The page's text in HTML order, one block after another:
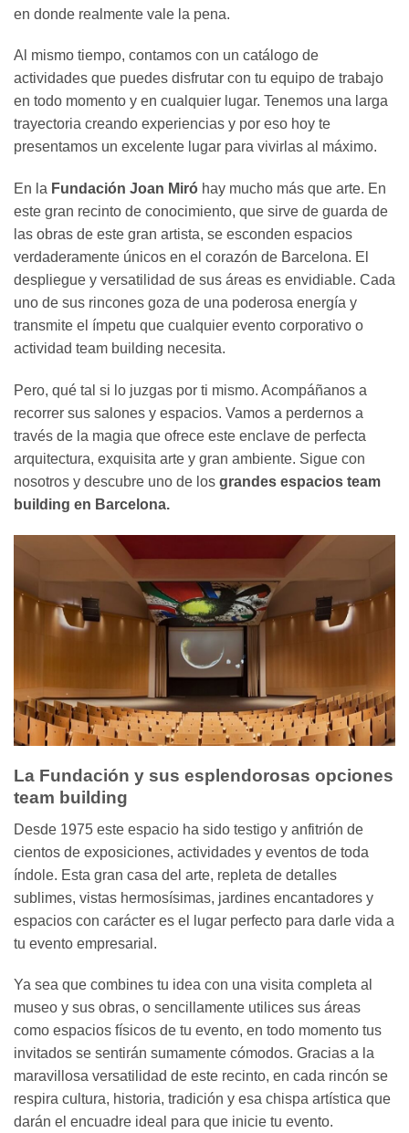
en donde realmente vale la pena.
Al mismo tiempo, contamos con un catálogo de
actividades que puedes disfrutar con tu equipo de trabajo
en todo momento y en cualquier lugar. Tenemos una larga
trayectoria creando experiencias y por eso hoy te
presentamos un excelente lugar para vivirlas al máximo.
En la Fundación Joan Miró hay mucho más que arte. En
este gran recinto de conocimiento, que sirve de guarda de
las obras de este gran artista, se esconden espacios
verdaderamente únicos en el corazón de Barcelona. El
despliegue y versatilidad de sus áreas es envidiable. Cada
uno de sus rincones goza de una poderosa energía y
transmite el ímpetu que cualquier evento corporativo o
actividad team building necesita.
Pero, qué tal si lo juzgas por ti mismo. Acompáñanos a
recorrer sus salones y espacios. Vamos a perdernos a
través de la magia que ofrece este enclave de perfecta
arquitectura, exquisita arte y gran ambiente. Sigue con
nosotros y descubre uno de los grandes espacios team
building en Barcelona.
La Fundación y sus esplendorosas opciones
team building
Desde 1975 este espacio ha sido testigo y anfitrión de
cientos de exposiciones, actividades y eventos de toda
índole. Esta gran casa del arte, repleta de detalles
sublimes, vistas hermosísimas, jardines encantadores y
espacios con carácter es el lugar perfecto para darle vida a
tu evento empresarial.
Ya sea que combines tu idea con una visita completa al
museo y sus obras, o sencillamente utilices sus áreas
como espacios físicos de tu evento, en todo momento tus
invitados se sentirán sumamente cómodos. Gracias a la
maravillosa versatilidad de este recinto, en cada rincón se
respira cultura, historia, tradición y esa chispa artística que
darán el encuadre ideal para que inicie tu evento.